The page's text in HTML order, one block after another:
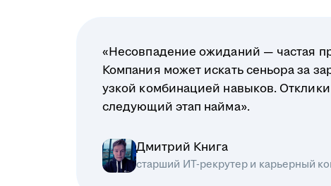
«Несовпадение ожиданий — частая
Компания может искать сеньора за
узкой комбинацией навыков.
следующий этап найма».
Дмитрий Книга
старший ИТ-рекрутер и карьерный